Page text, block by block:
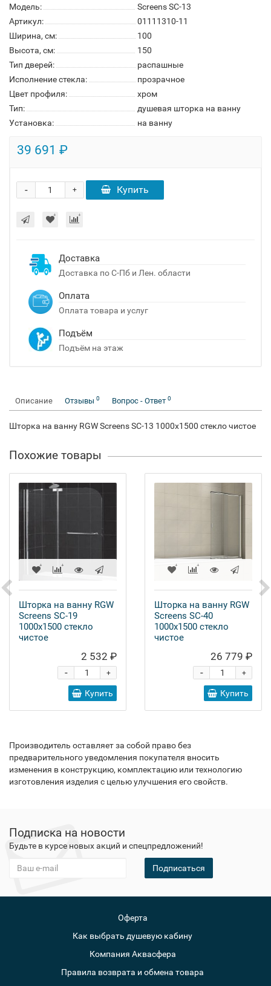
Модель:
Screens SC-13
Артикул:
01111310-11
Ширина, см:
100
Высота, см:
150
Тип дверей:
распашные
Исполнение стекла:
прозрачное
Цвет профиля:
хром
Тип:
душевая шторка на ванну
Установка:
на ванну
39 691 ₽
+
- Купить
Доставка
Доставка по С-Пб и Лен. области
Оплата
Оплата товара и услуг
Подъём
Подъём на этаж
Описание Отзывы 0 Вопрос - Ответ 0
Шторка на ванну RGW Screens SC-13 1000x1500 стекло чистое
Похожие товары
Шторка на ванну RGW
Screens SC-19
1000x1500 стекло
чистое
2 532 ₽
+
-
Купить
Шторка на ванну RGW
Screens SC-40
1000x1500 стекло
чистое
26 779 ₽
+
-
Купить
Производитель оставляет за собой право без
предварительного уведомления покупателя вносить
изменения в конструкцию, комплектацию или технологию
изготовления изделия с целью улучшения его свойств.
Подписка на новости
Будьте в курсе новых акций и спецпредложений!
Подписаться
Оферта
Как выбрать душевую кабину
Компания Аквасфера
Правила возврата и обмена товара